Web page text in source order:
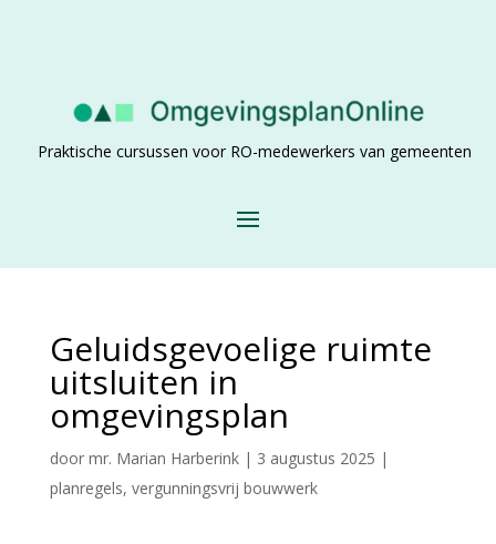
Praktische cursussen voor RO-medewerkers van gemeenten
Geluidsgevoelige ruimte
uitsluiten in
omgevingsplan
door mr. Marian Harberink| 3 augustus 2025 |
planregels, vergunningsvrij bouwwerk